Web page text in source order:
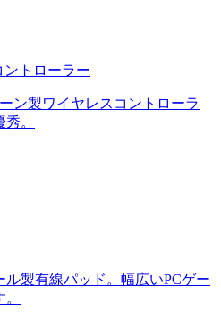
ントローラー
ン製ワイヤレスコントローラ
。
ル製有線パッド。幅広いPCゲー